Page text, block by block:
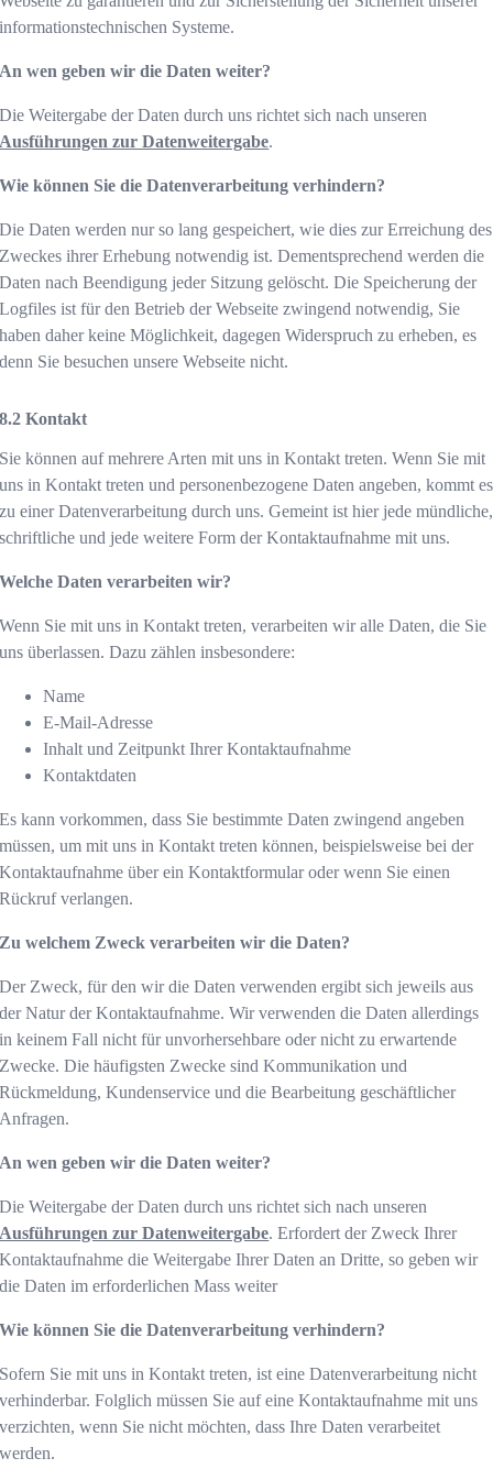
informationstechnischen Systeme.
An wen geben wir die Daten weiter?
Die Weitergabe der Daten durch uns richtet sich nach unseren
Ausführungen zur Datenweitergabe.
Wie können Sie die Datenverarbeitung verhindern?
Die Daten werden nur so lang gespeichert, wie dies zur Erreichung des
Zweckes ihrer Erhebung notwendig ist. Dementsprechend werden die
Daten nach Beendigung jeder Sitzung gelöscht. Die Speicherung der
Logfiles ist für den Betrieb der Webseite zwingend notwendig, Sie
haben daher keine Möglichkeit, dagegen Widerspruch zu erheben, es
denn Sie besuchen unsere Webseite nicht.
Kontakt
Sie können auf mehrere Arten mit uns in Kontakt treten. Wenn Sie mit
uns in Kontakt treten und personenbezogene Daten angeben, kommt es
zu einer Datenverarbeitung durch uns. Gemeint ist hier jede mündliche,
schriftliche und jede weitere Form der Kontaktaufnahme mit uns.
Welche Daten verarbeiten wir?
Wenn Sie mit uns in Kontakt treten, verarbeiten wir alle Daten, die Sie
uns überlassen. Dazu zählen insbesondere:
Name
E-Mail-Adresse
Inhalt und Zeitpunkt Ihrer Kontaktaufnahme
Kontaktdaten
Es kann vorkommen, dass Sie bestimmte Daten zwingend angeben
müssen, um mit uns in Kontakt treten können, beispielsweise bei der
Kontaktaufnahme über ein Kontaktformular oder wenn Sie einen
Rückruf verlangen.
Zu welchem Zweck verarbeiten wir die Daten?
Der Zweck, für den wir die Daten verwenden ergibt sich jeweils aus
der Natur der Kontaktaufnahme. Wir verwenden die Daten allerdings
in keinem Fall nicht für unvorhersehbare oder nicht zu erwartende
Zwecke. Die häufigsten Zwecke sind Kommunikation und
Rückmeldung, Kundenservice und die Bearbeitung geschäftlicher
Anfragen.
An wen geben wir die Daten weiter?
Die Weitergabe der Daten durch uns richtet sich nach unseren
Ausführungen zur Datenweitergabe. Erfordert der Zweck Ihrer
Kontaktaufnahme die Weitergabe Ihrer Daten an Dritte, so geben wir
die Daten im erforderlichen Mass weiter
Wie können Sie die Datenverarbeitung verhindern?
Sofern Sie mit uns in Kontakt treten, ist eine Datenverarbeitung nicht
verhinderbar. Folglich müssen Sie auf eine Kontaktaufnahme mit uns
verzichten, wenn Sie nicht möchten, dass Ihre Daten verarbeitet
werden.